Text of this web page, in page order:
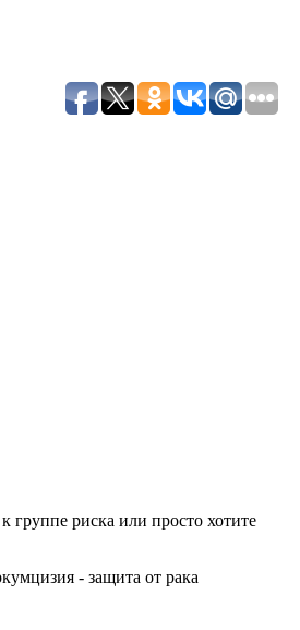
группе риска или просто хотите